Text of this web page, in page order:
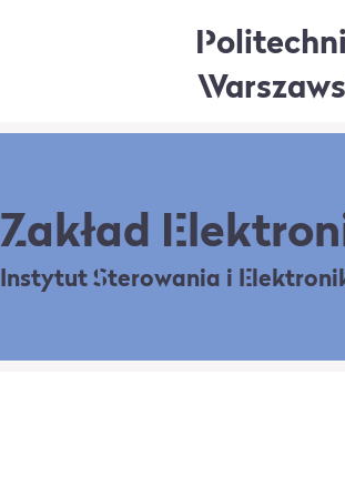
Zakład
Instytut Sterowania i